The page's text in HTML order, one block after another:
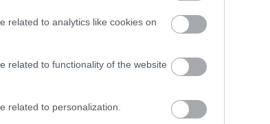
related to analytics like cookies on
related to functionality of the website
related to personalization.